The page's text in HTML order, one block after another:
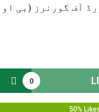
آف گورنرز (بی او
0
50%